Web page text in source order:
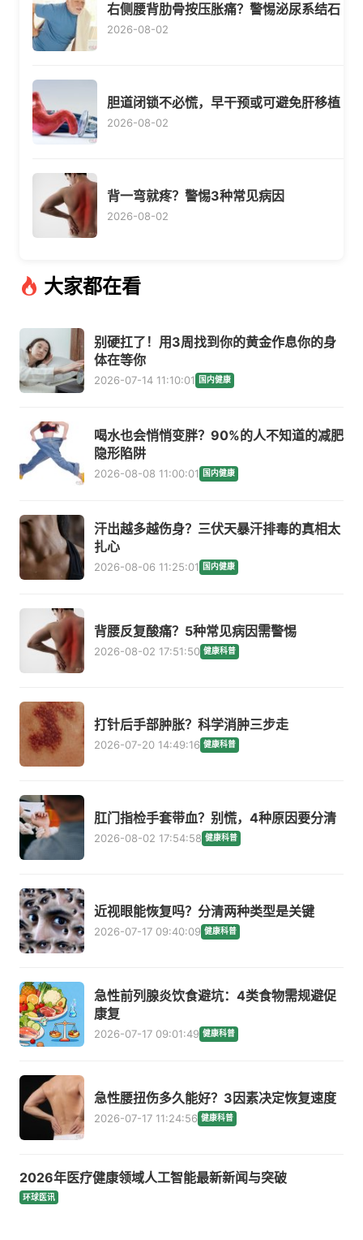
右侧腰背肋骨按压胀痛？警惕泌尿系结石
2026-08-02
胆道闭锁不必慌，早干预或可避免肝移植
2026-08-02
背一弯就疼？警惕3种常见病因
2026-08-02
大家都在看
别硬扛了！用3周找到你的黄金作息你的身
体在等你
2026-07-14 11:10:01 国内健康
喝水也会悄悄变胖？90%的人不知道的减肥
隐形陷阱
2026-08-08 11:00:01 国内健康
汗出越多越伤身？三伏天暴汗排毒的真相太
扎心
2026-08-06 11:25:01 国内健康
背腰反复酸痛？5种常见病因需警惕
2026-08-02 17:51:50 健康科普
打针后手部肿胀？科学消肿三步走
2026-07-20 14:49:16 健康科普
肛门指检手套带血？别慌，4种原因要分清
2026-08-02 17:54:58 健康科普
近视眼能恢复吗？分清两种类型是关键
2026-07-17 09:40:09 健康科普
急性前列腺炎饮食避坑：4类食物需规避促
康复
2026-07-17 09:01:49 健康科普
急性腰扭伤多久能好？3因素决定恢复速度
2026-07-17 11:24:56 健康科普
2026年医疗健康领域人工智能最新新闻与突破
环球医讯